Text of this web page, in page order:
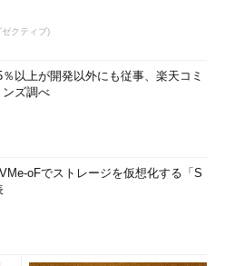
と、自動的に
再構築が始まる。そのため、サ
に若干時間がかかることがある。
の検出が始まることでシステムの
るので注意してほしい。
て修正プログラムの検出を指示
または Microsoft Update サイト
クティブ)
％以上が開発以外にも従事、楽天コミ
ンズ調べ
oFでストレージを仮想化する「S